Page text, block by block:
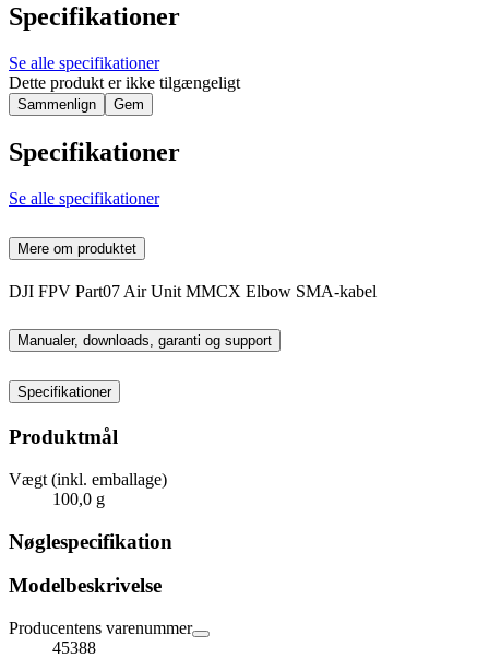
Specifikationer
Se alle specifikationer
Dette produkt er ikke tilgængeligt
Sammenlign Gem
Specifikationer
Se alle specifikationer
Mere om produktet
DJI FPV Part07 Air Unit MMCX Elbow SMA-kabel
Manualer, downloads, garanti og support
Specifikationer
Produktmål
Vægt (inkl. emballage)
100,0 g
Nøglespecifikation
Modelbeskrivelse
Producentens varenummer
45388